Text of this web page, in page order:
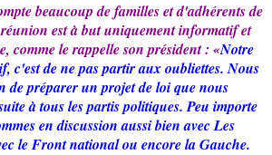
beaucoup de familles et d'adhérents de
est à but uniquement informatif et
comme le rappelle son président : «Notre
c'est de ne pas partir aux oubliettes. Nous
de préparer un projet de loi que nous
à tous les partis politiques. Peu importe
en discussion aussi bien avec Les
le Front national ou encore la Gauche.